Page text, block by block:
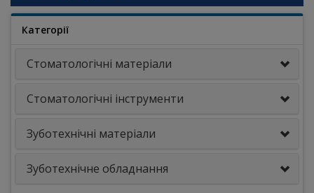
Категорії
Стоматологічні матеріали
Стоматологічні інструменти
Зуботехнічні матеріали
Зуботехнічне обладнання